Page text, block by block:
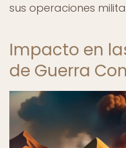
sus operaciones
Impacto en
de Guerra